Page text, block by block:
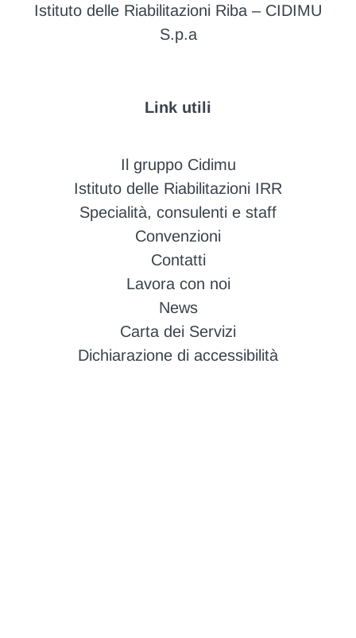
Istituto delle Riabilitazioni Riba – CIDIMU
S.p.a
Link utili
Il gruppo Cidimu
Istituto delle Riabilitazioni IRR
Specialità, consulenti e staff
Convenzioni
Contatti
Lavora con noi
News
Carta dei Servizi
Dichiarazione di accessibilità